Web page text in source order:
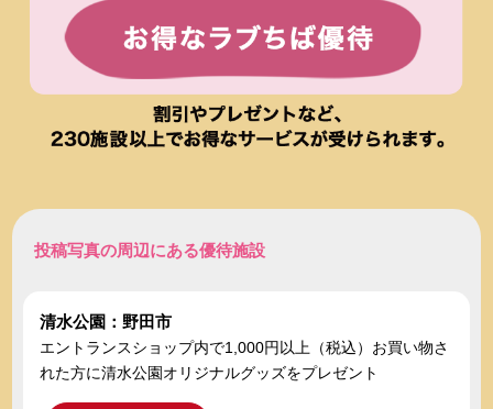
投稿写真の周辺にある優待施設
清水公園：野田市
エントランスショップ内で1,000円以上（税込）お買い物さ
れた方に清水公園オリジナルグッズをプレゼント